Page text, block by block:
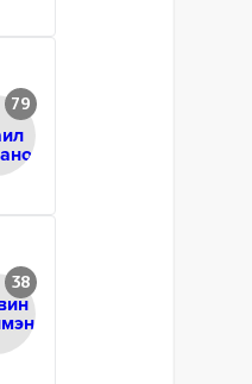
79
38